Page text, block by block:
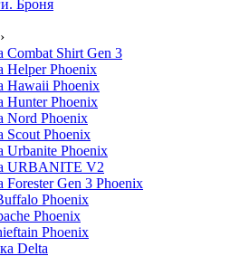
Броня
›
Combat Shirt Gen 3
Helper Phoenix
Hawaii Phoenix
Hunter Phoenix
Nord Phoenix
Scout Phoenix
Urbanite Phoenix
URBANITE V2
Forester Gen 3 Phoenix
Phoenix
Phoenix
Phoenix
Delta